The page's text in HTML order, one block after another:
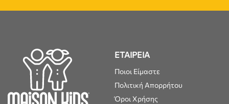
ΕΤΑΙΡΕΙΑ
Ποιοι Είμαστε
Πολιτική Απορρήτου
Όροι Χρήσης